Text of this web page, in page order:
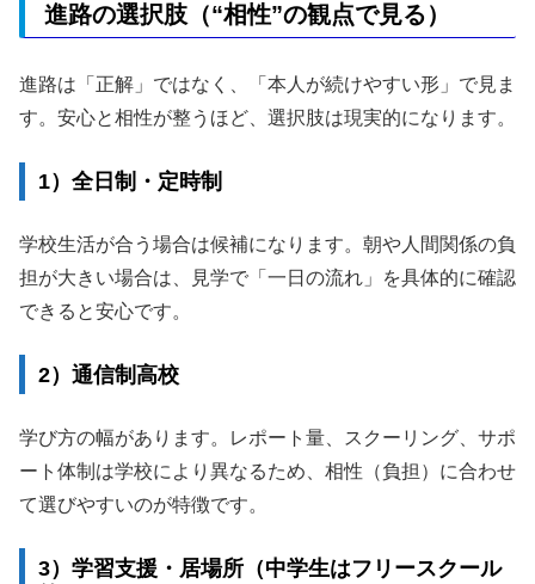
進路の選択肢（“相性”の観点で見る）
進路は「正解」ではなく、「本人が続けやすい形」で見ま
す。安心と相性が整うほど、選択肢は現実的になります。
1）全日制・定時制
学校生活が合う場合は候補になります。朝や人間関係の負
担が大きい場合は、見学で「一日の流れ」を具体的に確認
できると安心です。
2）通信制高校
学び方の幅があります。レポート量、スクーリング、サポ
ート体制は学校により異なるため、相性（負担）に合わせ
て選びやすいのが特徴です。
3）学習支援・居場所（中学生はフリースクール